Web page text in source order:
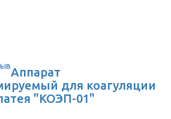
Аппарат
для коагуляции
"КОЭП-01"